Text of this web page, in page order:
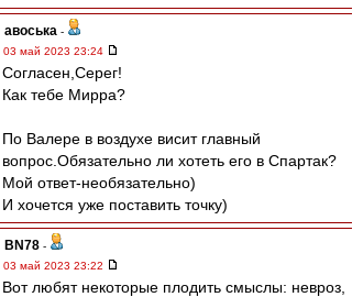
авоська -
03 май 2023 23:24
Согласен,Серег!
Как тебе Мирра?
По Валере в воздухе висит главный
вопрос.Обязательно ли хотеть его в Спартак?
Мой ответ-необязательно)
И хочется уже поставить точку)
BN78 -
03 май 2023 23:22
Вот любят некоторые плодить смыслы: невроз,